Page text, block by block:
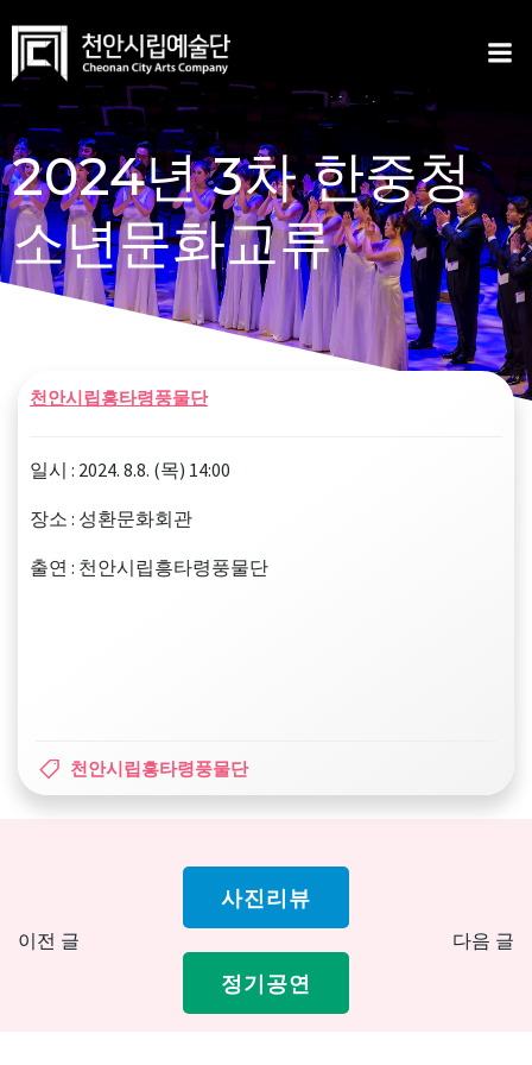
content
2024년 3차 한중청
소년문화교류
천안시립흥타령풍물단
일시 : 2024. 8.8. (목) 14:00
장소 : 성환문화회관
출연 : 천안시립흥타령풍물단
천안시립흥타령풍물단
Post
navigation
이전 글
사진리뷰
정기공연
다음 글